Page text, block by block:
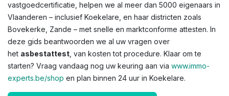
vastgoedcertificatie, helpen we al meer dan 5000 eigenaars in
Vlaanderen – inclusief Koekelare, en haar districten zoals
Bovekerke, Zande – met snelle en marktconforme attesten. In
deze gids beantwoorden we al uw vragen over
het asbestattest , van kosten tot procedure. Klaar om te
starten? Vraag vandaag nog uw keuring aan via www.immo-
experts.be/shop en plan binnen 24 uur in Koekelare.